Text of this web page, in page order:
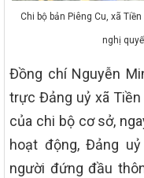
Chi bộ bản Piêng Cu, xã
nghị
Đồng chí Nguyễn
trực Đảng uỷ xã
của chi bộ cơ sở,
hoạt động, Đảng
người đứng đầu